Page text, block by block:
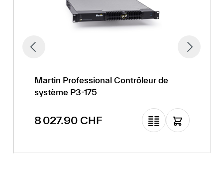
Martin Professional Contrôleur de
système P3-175
Prix régulier :
8 027.90 CHF